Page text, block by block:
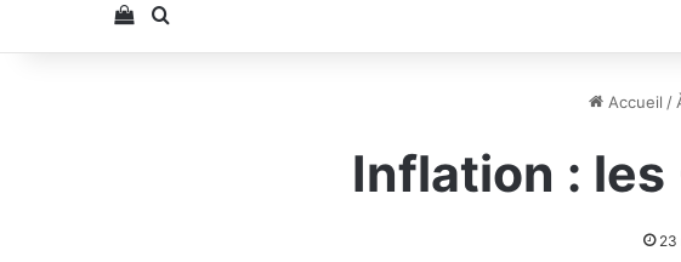
Voir votre panier
Rechercher
Accueil /
Inflation : les
23